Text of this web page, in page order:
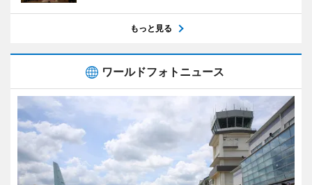
もっと見る
ワールドフォトニュース